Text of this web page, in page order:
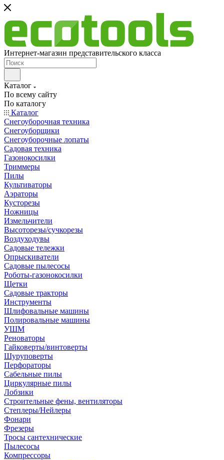
Интернет-магазин представительского класса
Каталог
По всему сайту
По каталогу
Каталог
Снегоуборочная техника
Снегоуборщики
Снегоуборочные лопаты
Садовая техника
Газонокосилки
Триммеры
Пилы
Культиваторы
Аэраторы
Кусторезы
Ножницы
Измельчители
Высоторезы/сучкорезы
Воздуходувы
Садовые тележки
Опрыскиватели
Садовые пылесосы
Роботы-газонокосилки
Щетки
Садовые тракторы
Инструменты
Шлифовальные машины
Полировальные машины
УШМ
Реноваторы
Гайковерты/винтоверты
Шуруповерты
Перфораторы
Сабельные пилы
Циркулярные пилы
Лобзики
Строительные фены, вентиляторы
Степлеры/Нейлеры
Фонари
Фрезеры
Тросы сантехнические
Пылесосы
Компрессоры